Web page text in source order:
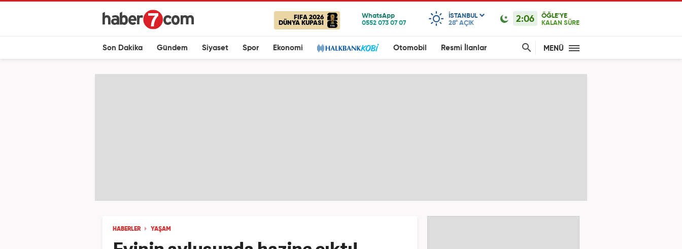
FIFA 2026
DÜNYA KUPASI
ISTANBUL
28° AÇIK 2:06
ÖĞLE'YE
KALAN SÜRE
Son Dakika Gündem Siyaset Spor Ekonomi Otomobil Resmi İlanlar MENÜ
HABERLER YAŞAM